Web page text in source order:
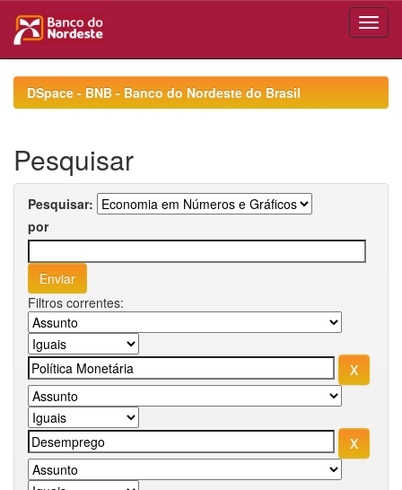
navigationDSpace - BNB - Banco do Nordeste do Brasil
Pesquisar
Pesquisar:
por
Filtros correntes: